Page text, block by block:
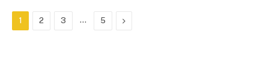
1 2 3 … 5 Další